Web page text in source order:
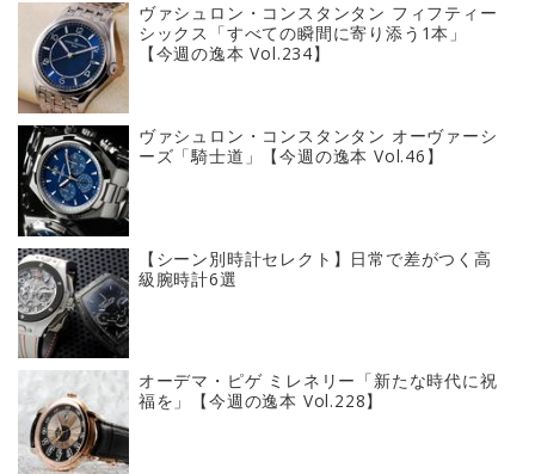
ヴァシュロン・コンスタンタン フィフティー
シックス「すべての瞬間に寄り添う1本」
【今週の逸本 Vol.234】
ヴァシュロン・コンスタンタン オーヴァーシ
ーズ「騎士道」【今週の逸本 Vol.46】
【シーン別時計セレクト】日常で差がつく高
級腕時計6選
オーデマ・ピゲ ミレネリー「新たな時代に祝
福を」【今週の逸本 Vol.228】